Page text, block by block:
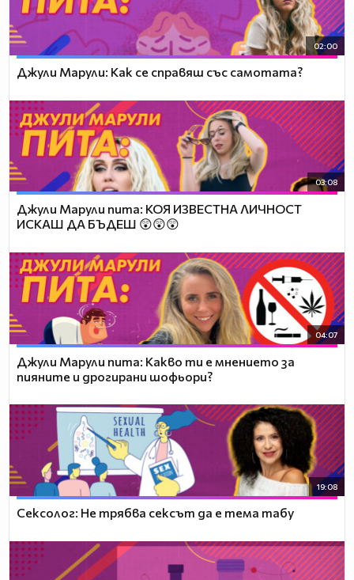
02:00
Джули Марули: Как се справяш със самотата?
03:08
Джули Марули пита: КОЯ ИЗВЕСТНА ЛИЧНОСТ
ИСКАШ ДА БЪДЕШ 😲😲😲
04:07
Джули Марули пита: Какво ти е мнението за
пияните и дрогирани шофьори?
19:08
Сексолог: Не трябва сексът да е тема табу